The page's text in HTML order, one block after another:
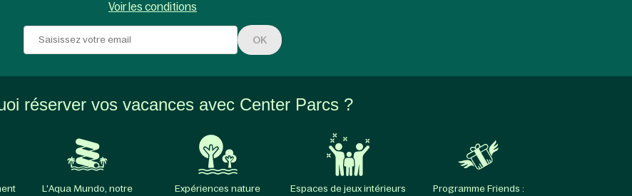
Voir les conditions
OK
réserver vos vacances avec Center Parcs ?
L'Aqua Mundo, notre Expériences nature Espaces de jeux intérieurs Programme Friends :